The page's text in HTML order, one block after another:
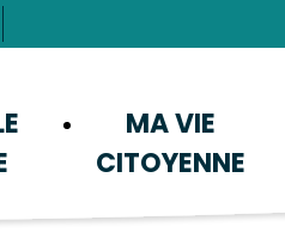
MA VIE
CITOYENNE